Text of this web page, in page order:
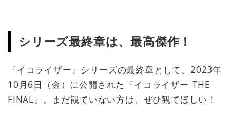
シリーズ最終章は、最高傑作！
『イコライザー』シリーズの最終章として、2023年
10月6日（金）に公開された『イコライザー THE
FINAL』。まだ観ていない方は、ぜひ観てほしい！